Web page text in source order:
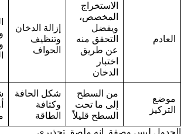
العادم
الاستخراج
المخصص،
ويفضل
التحقق منه
عن طريق
اختبار
الدخان
إزالة الدخان
وتنظيف
الحواف
موضع
التركيز
من السطح
إلى ما تحت
السطح قليلاً
شكل الحافة
وكثافة
الطاقة
الجدول ليس وصفة. إنه ملصق تحذيري.